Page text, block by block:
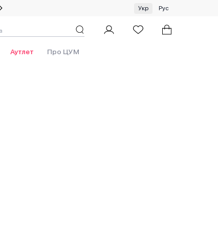
Спеціальна пропозиція на одяг та хустки ЦУМ by GUNIA
Укр Рус
Аутлет Про ЦУМ